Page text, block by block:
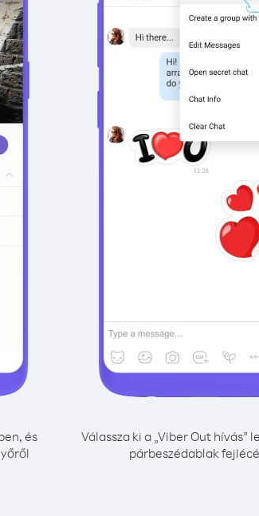
és
Válassza ki a „Viber Out hívás”
párbeszédablak